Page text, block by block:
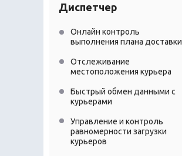
Диспетчер
Онлайн контроль
выполнения плана доставки
Отслеживание
местоположения курьера
Быстрый обмен данными с
курьерами
Управление и контроль
равномерности загрузки
курьеров